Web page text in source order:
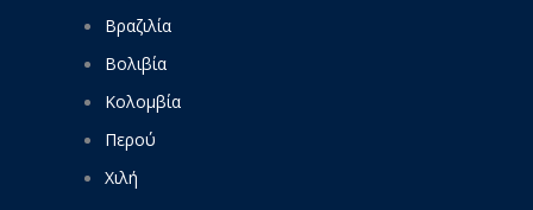
Βραζιλία
Βολιβία
Κολομβία
Περού
Χιλή